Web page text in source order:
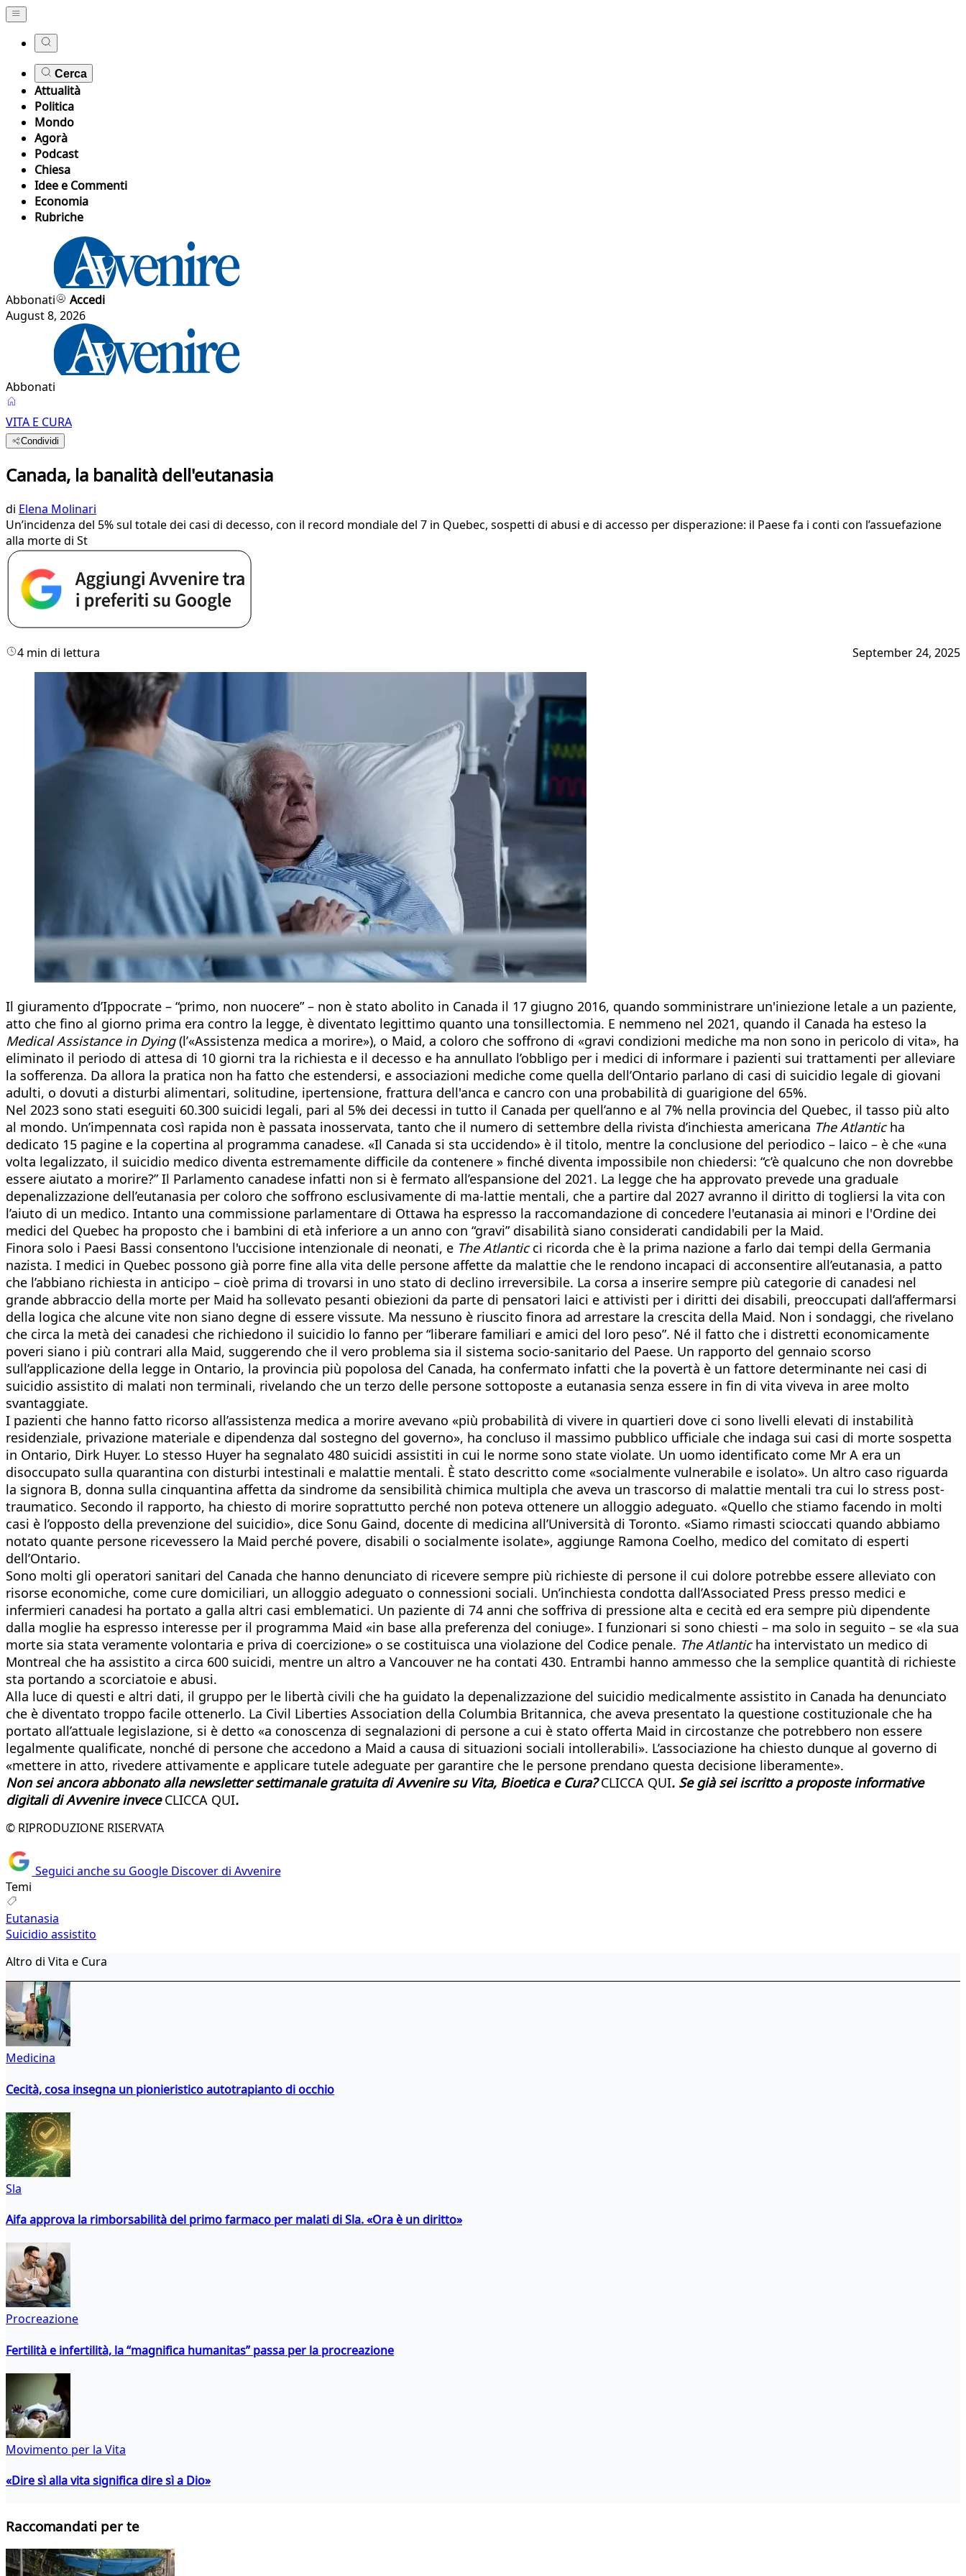
Cerca
Attualità
Politica
Mondo
Agorà
Podcast
Chiesa
Idee e Commenti
Economia
Rubriche
Abbonati
Accedi
August 8, 2026
Abbonati
VITA E CURA
Condividi
Canada, la banalità dell'eutanasia
di Elena Molinari
Un’incidenza del 5% sul totale dei casi di decesso, con il record mondiale del 7 in Quebec, sospetti di abusi e di accesso per disperazione: il Paese fa i conti con l’assuefazione
alla morte di St
4 min di lettura September 24, 2025
Il giuramento d’Ippocrate – “primo, non nuocere” – non è stato abolito in Canada il 17 giugno 2016, quando somministrare un'iniezione letale a un paziente,
atto che fino al giorno prima era contro la legge, è diventato legittimo quanto una tonsillectomia. E nemmeno nel 2021, quando il Canada ha esteso la
Medical Assistance in Dying(l’«Assistenza medica a morire»), o Maid, a coloro che soffrono di «gravi condizioni mediche ma non sono in pericolo di vita», ha
eliminato il periodo di attesa di 10 giorni tra la richiesta e il decesso e ha annullato l’obbligo per i medici di informare i pazienti sui trattamenti per alleviare
la sofferenza. Da allora la pratica non ha fatto che estendersi, e associazioni mediche come quella dell’Ontario parlano di casi di suicidio legale di giovani
adulti, o dovuti a disturbi alimentari, solitudine, ipertensione, frattura dell'anca e cancro con una probabilità di guarigione del 65%.
Nel 2023 sono stati eseguiti 60.300 suicidi legali, pari al 5% dei decessi in tutto il Canada per quell’anno e al 7% nella provincia del Quebec, il tasso più alto
al mondo. Un’impennata così rapida non è passata inosservata, tanto che il numero di settembre della rivista d’inchiesta americana The Atlanticha
dedicato 15 pagine e la copertina al programma canadese. «Il Canada si sta uccidendo» è il titolo, mentre la conclusione del periodico – laico – è che «una
volta legalizzato, il suicidio medico diventa estremamente difficile da contenere » finché diventa impossibile non chiedersi: “c’è qualcuno che non dovrebbe
essere aiutato a morire?” Il Parlamento canadese infatti non si è fermato all’espansione del 2021. La legge che ha approvato prevede una graduale
depenalizzazione dell’eutanasia per coloro che soffrono esclusivamente di ma-lattie mentali, che a partire dal 2027 avranno il diritto di togliersi la vita con
l’aiuto di un medico. Intanto una commissione parlamentare di Ottawa ha espresso la raccomandazione di concedere l'eutanasia ai minori e l'Ordine dei
medici del Quebec ha proposto che i bambini di età inferiore a un anno con “gravi” disabilità siano considerati candidabili per la Maid.
Finora solo i Paesi Bassi consentono l'uccisione intenzionale di neonati, e The Atlanticci ricorda che è la prima nazione a farlo dai tempi della Germania
nazista. I medici in Quebec possono già porre fine alla vita delle persone affette da malattie che le rendono incapaci di acconsentire all’eutanasia, a patto
che l’abbiano richiesta in anticipo – cioè prima di trovarsi in uno stato di declino irreversibile. La corsa a inserire sempre più categorie di canadesi nel
grande abbraccio della morte per Maid ha sollevato pesanti obiezioni da parte di pensatori laici e attivisti per i diritti dei disabili, preoccupati dall’affermarsi
della logica che alcune vite non siano degne di essere vissute. Ma nessuno è riuscito finora ad arrestare la crescita della Maid. Non i sondaggi, che rivelano
che circa la metà dei canadesi che richiedono il suicidio lo fanno per “liberare familiari e amici del loro peso”. Né il fatto che i distretti economicamente
poveri siano i più contrari alla Maid, suggerendo che il vero problema sia il sistema socio-sanitario del Paese. Un rapporto del gennaio scorso
sull’applicazione della legge in Ontario, la provincia più popolosa del Canada, ha confermato infatti che la povertà è un fattore determinante nei casi di
suicidio assistito di malati non terminali, rivelando che un terzo delle persone sottoposte a eutanasia senza essere in fin di vita viveva in aree molto
svantaggiate.
I pazienti che hanno fatto ricorso all’assistenza medica a morire avevano «più probabilità di vivere in quartieri dove ci sono livelli elevati di instabilità
residenziale, privazione materiale e dipendenza dal sostegno del governo», ha concluso il massimo pubblico ufficiale che indaga sui casi di morte sospetta
in Ontario, Dirk Huyer. Lo stesso Huyer ha segnalato 480 suicidi assistiti in cui le norme sono state violate. Un uomo identificato come Mr A era un
disoccupato sulla quarantina con disturbi intestinali e malattie mentali. È stato descritto come «socialmente vulnerabile e isolato». Un altro caso riguarda
la signora B, donna sulla cinquantina affetta da sindrome da sensibilità chimica multipla che aveva un trascorso di malattie mentali tra cui lo stress post-
traumatico. Secondo il rapporto, ha chiesto di morire soprattutto perché non poteva ottenere un alloggio adeguato. «Quello che stiamo facendo in molti
casi è l’opposto della prevenzione del suicidio», dice Sonu Gaind, docente di medicina all’Università di Toronto. «Siamo rimasti scioccati quando abbiamo
notato quante persone ricevessero la Maid perché povere, disabili o socialmente isolate», aggiunge Ramona Coelho, medico del comitato di esperti
dell’Ontario.
Sono molti gli operatori sanitari del Canada che hanno denunciato di ricevere sempre più richieste di persone il cui dolore potrebbe essere alleviato con
risorse economiche, come cure domiciliari, un alloggio adeguato o connessioni sociali. Un’inchiesta condotta dall’Associated Press presso medici e
infermieri canadesi ha portato a galla altri casi emblematici. Un paziente di 74 anni che soffriva di pressione alta e cecità ed era sempre più dipendente
dalla moglie ha espresso interesse per il programma Maid «in base alla preferenza del coniuge». I funzionari si sono chiesti – ma solo in seguito – se «la sua
morte sia stata veramente volontaria e priva di coercizione» o se costituisca una violazione del Codice penale. The Atlanticha intervistato un medico di
Montreal che ha assistito a circa 600 suicidi, mentre un altro a Vancouver ne ha contati 430. Entrambi hanno ammesso che la semplice quantità di richieste
sta portando a scorciatoie e abusi.
Alla luce di questi e altri dati, il gruppo per le libertà civili che ha guidato la depenalizzazione del suicidio medicalmente assistito in Canada ha denunciato
che è diventato troppo facile ottenerlo. La Civil Liberties Association della Columbia Britannica, che aveva presentato la questione costituzionale che ha
portato all’attuale legislazione, si è detto «a conoscenza di segnalazioni di persone a cui è stato offerta Maid in circostanze che potrebbero non essere
legalmente qualificate, nonché di persone che accedono a Maid a causa di situazioni sociali intollerabili». L’associazione ha chiesto dunque al governo di
«mettere in atto, rivedere attivamente e applicare tutele adeguate per garantire che le persone prendano questa decisione liberamente».
Non sei ancora abbonato alla newsletter settimanale gratuita di Avvenire su Vita, Bioetica e Cura?CLICCA QUI. Se già sei iscritto a proposte informative
digitali di Avvenire inveceCLICCA QUI.
© RIPRODUZIONE RISERVATA
Seguici anche su Google Discover di Avvenire
Temi
Eutanasia
Suicidio assistito
Altro di Vita e Cura
Medicina
Cecità, cosa insegna un pionieristico autotrapianto di occhio
Sla
Aifa approva la rimborsabilità del primo farmaco per malati di Sla. «Ora è un diritto»
Procreazione
Fertilità e infertilità, la “magnifica humanitas” passa per la procreazione
Movimento per la Vita
«Dire sì alla vita significa dire sì a Dio»
Raccomandati per te